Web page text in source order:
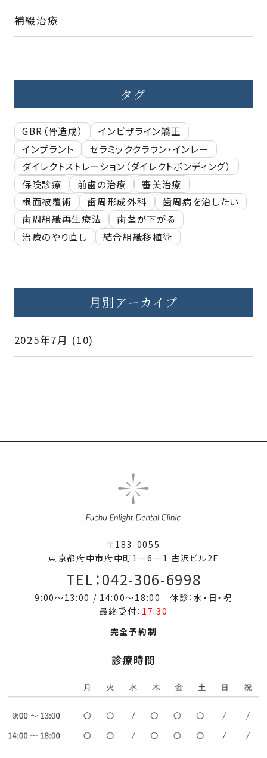
補綴治療
タグ
GBR（骨造成）
インビザライン矯正
インプラント
セラミッククラウン・インレー
ダイレクトストレーション（ダイレクトボンディング）
保険診療
前歯の治療
審美治療
根面被覆術
歯周形成外科
歯周病を治したい
歯周組織再生療法
歯茎が下がる
治療のやり直し
結合組織移植術
月別アーカイブ
2025年7月 (10)
〒183-0055
東京都府中市府中町1ー6ー1 古沢ビル2F
TEL：042-306-6998
9:00～13:00 / 14:00～18:00 休診：水・日・祝
最終受付： 17:30
完全予約制
診療時間